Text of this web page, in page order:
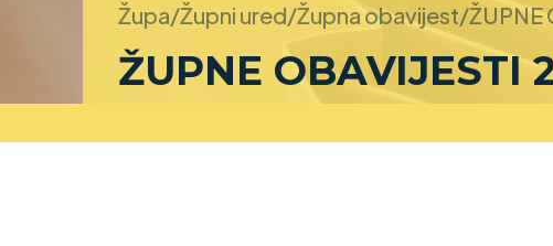
Župa/Župni ured/Župna obavijest/ŽUPNE
ŽUPNE OBAVIJESTI